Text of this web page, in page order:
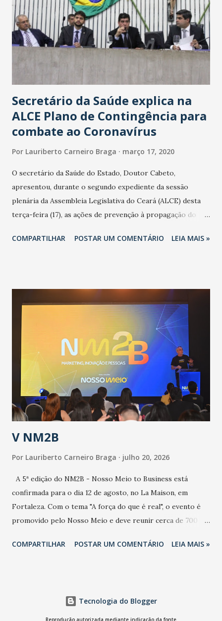
Secretário da Saúde explica na
ALCE Plano de Contingência para
combate ao Coronavírus
Por Lauriberto Carneiro Braga março 17, 2020
O secretário da Saúde do Estado, Doutor Cabeto,
apresentou, durante o segundo expediente da sessão
plenária da Assembleia Legislativa do Ceará (ALCE) desta
terça-feira (17), as ações de prevenção à propagação do
adotadas pelo Governo do Estado na contenção da
população suspeita e de cuidados com os ambientes
públicos e domiciliares. “Nós não estamos vivendo uma
epidemia comum, como temos em todos os anos, com
aumento de casos de dengue, influenza ou H1N1. Trata-se
de uma epidemia com um vírus diferente, com um poder de
contaminação maior que outros coronavírus”, apontou o
secretário. Segundo ele, é uma epidemia com chance de
contaminação alta, podendo gerar um grande risco à
população e ao sistema de saúde. “Precisamos saber fazer a
estratificação do risco da doença, para não so...
COMPARTILHAR POSTAR UM COMENTÁRIO LEIA MAIS »
V NM2B
Por Lauriberto Carneiro Braga julho 20, 2026
A 5ª edição do NM2B - Nosso Meio to Business está
confirmada para o dia 12 de agosto, no La Maison, em
Fortaleza. Com o tema "A força do que é real", o evento é
promovido pelo Nosso Meio e deve reunir cerca de 700
e lideranças do Mercado Nacional. Desde 2022, o NM2B
LinkedIn, VISA, Grupo 3corações, TikTok e M. Dias Branco.
A nova edição chega em um momento em que autenticidade
COMPARTILHAR POSTAR UM COMENTÁRIO LEIA MAIS »
Tecnologia do Blogger